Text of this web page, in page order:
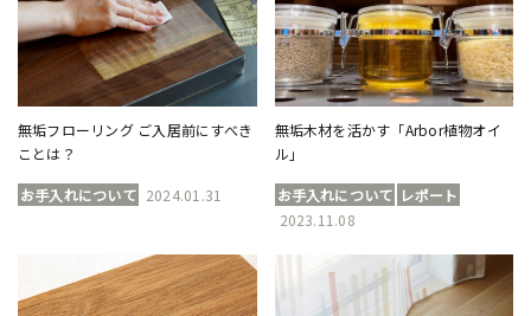
無垢フローリング ご入居前にすべき
ことは？
お手入れについて 2024.01.31
無垢木材を活かす「Arbor植物オイ
ル」
お手入れについて レポート
2023.11.08